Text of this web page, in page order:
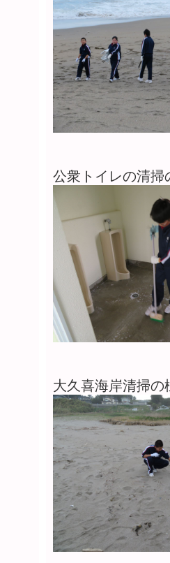
公衆トイレの清掃
大久喜海岸清掃の